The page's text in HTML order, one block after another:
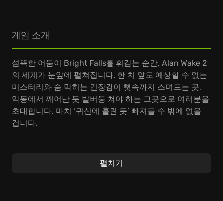
게임 소개
섬뜩한 어둠이 Bright Falls를 휘감는 순간, Alan Wake 2
의 세계가 눈앞에 펼쳐집니다. 한 치 앞도 예상할 수 없는
미스터리와 숨 막히는 긴장감이 뼛속까지 스며드는 곳,
악몽에서 깨어난 듯 발버둥 쳐야 하는 그곳으로 여러분을
초대합니다. 마치 ‘귀신에 홀린 듯’ 빠져들 수 밖에 없을
겁니다.
선사합니다. Alan Wake와 Saga Anderson, 두 주인공의
펼치기